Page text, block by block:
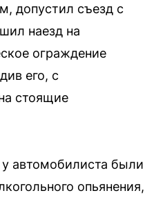
допустил съезд с
наезд на
ограждение
его, с
стоящие
автомобилиста были
опьянения,